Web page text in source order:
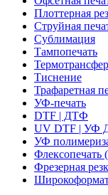
Плоттерная
Струйная
Сублимация
Тампопечать
Тиснение
Трафаретная
УФ-печать
DTF | ДТФ
UV DTF | УФ
УФ
Флексопечать
Фрезерная